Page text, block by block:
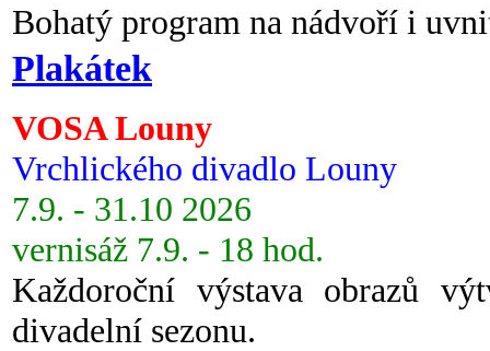
Bohatý program na nádvoří i
Plakátek
VOSA Louny
Vrchlického divadlo Louny
7.9. - 31.10 2026
vernisáž 7.9. - 18 hod.
Každoroční výstava obrazů
divadelní sezonu.